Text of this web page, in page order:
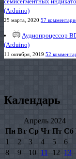
(Arduino)
25 марта, 2020 57
Аудиопроцессор
(Arduino)
11 октября, 2019 52
Календарь
Апрель 2024
Пн Вт Ср Чт Пт Сб
1
2 3 4 5 6
8
9 10 11 12 13